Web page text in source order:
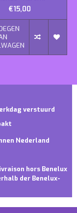
€15,00
verstuurd
Nederland
hors Benelux
der Benelux-